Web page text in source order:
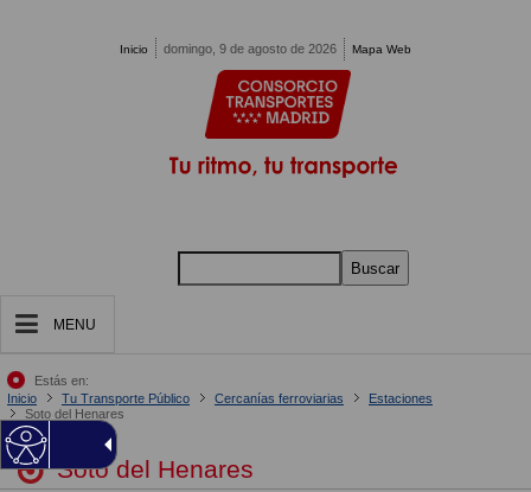
Inicio domingo, 9 de agosto de 2026 Mapa Web
Buscar
MENU
Estás en:
Inicio
Tu Transporte Público Cercanías ferroviarias
Estaciones
Soto del Henares
Soto del Henares